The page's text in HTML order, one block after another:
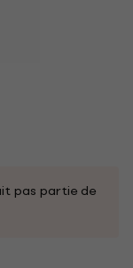
pas partie de